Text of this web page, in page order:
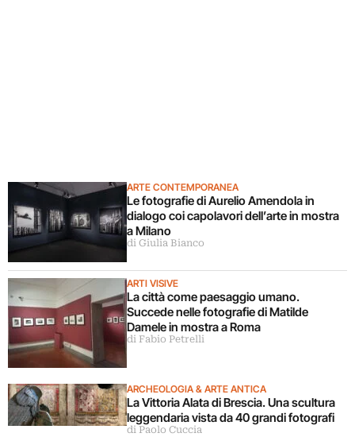
ARTE CONTEMPORANEA
Le fotografie di Aurelio Amendola in
dialogo coi capolavori dell’arte in mostra
a Milano
di Giulia Bianco
ARTI VISIVE
La città come paesaggio umano.
Succede nelle fotografie di Matilde
Damele in mostra a Roma
di Fabio Petrelli
ARCHEOLOGIA & ARTE ANTICA
La Vittoria Alata di Brescia. Una scultura
leggendaria vista da 40 grandi fotografi
di Paolo Cuccia